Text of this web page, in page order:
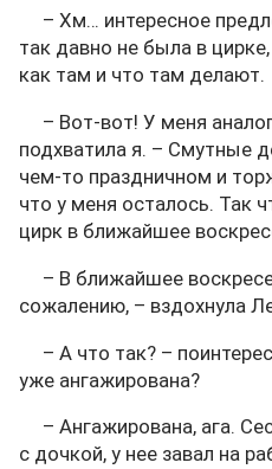
– Хм… интересное
так давно не была в
как там и что там делают.
– Вот-вот! У меня
подхватила я. – Смутные
чем-то праздничном и
что у меня осталось. Так
цирк в ближайшее
– В ближайшее
сожалению, – вздохнула
– А что так? –
уже ангажирована?
– Ангажирована, ага.
с дочкой, у нее завал на